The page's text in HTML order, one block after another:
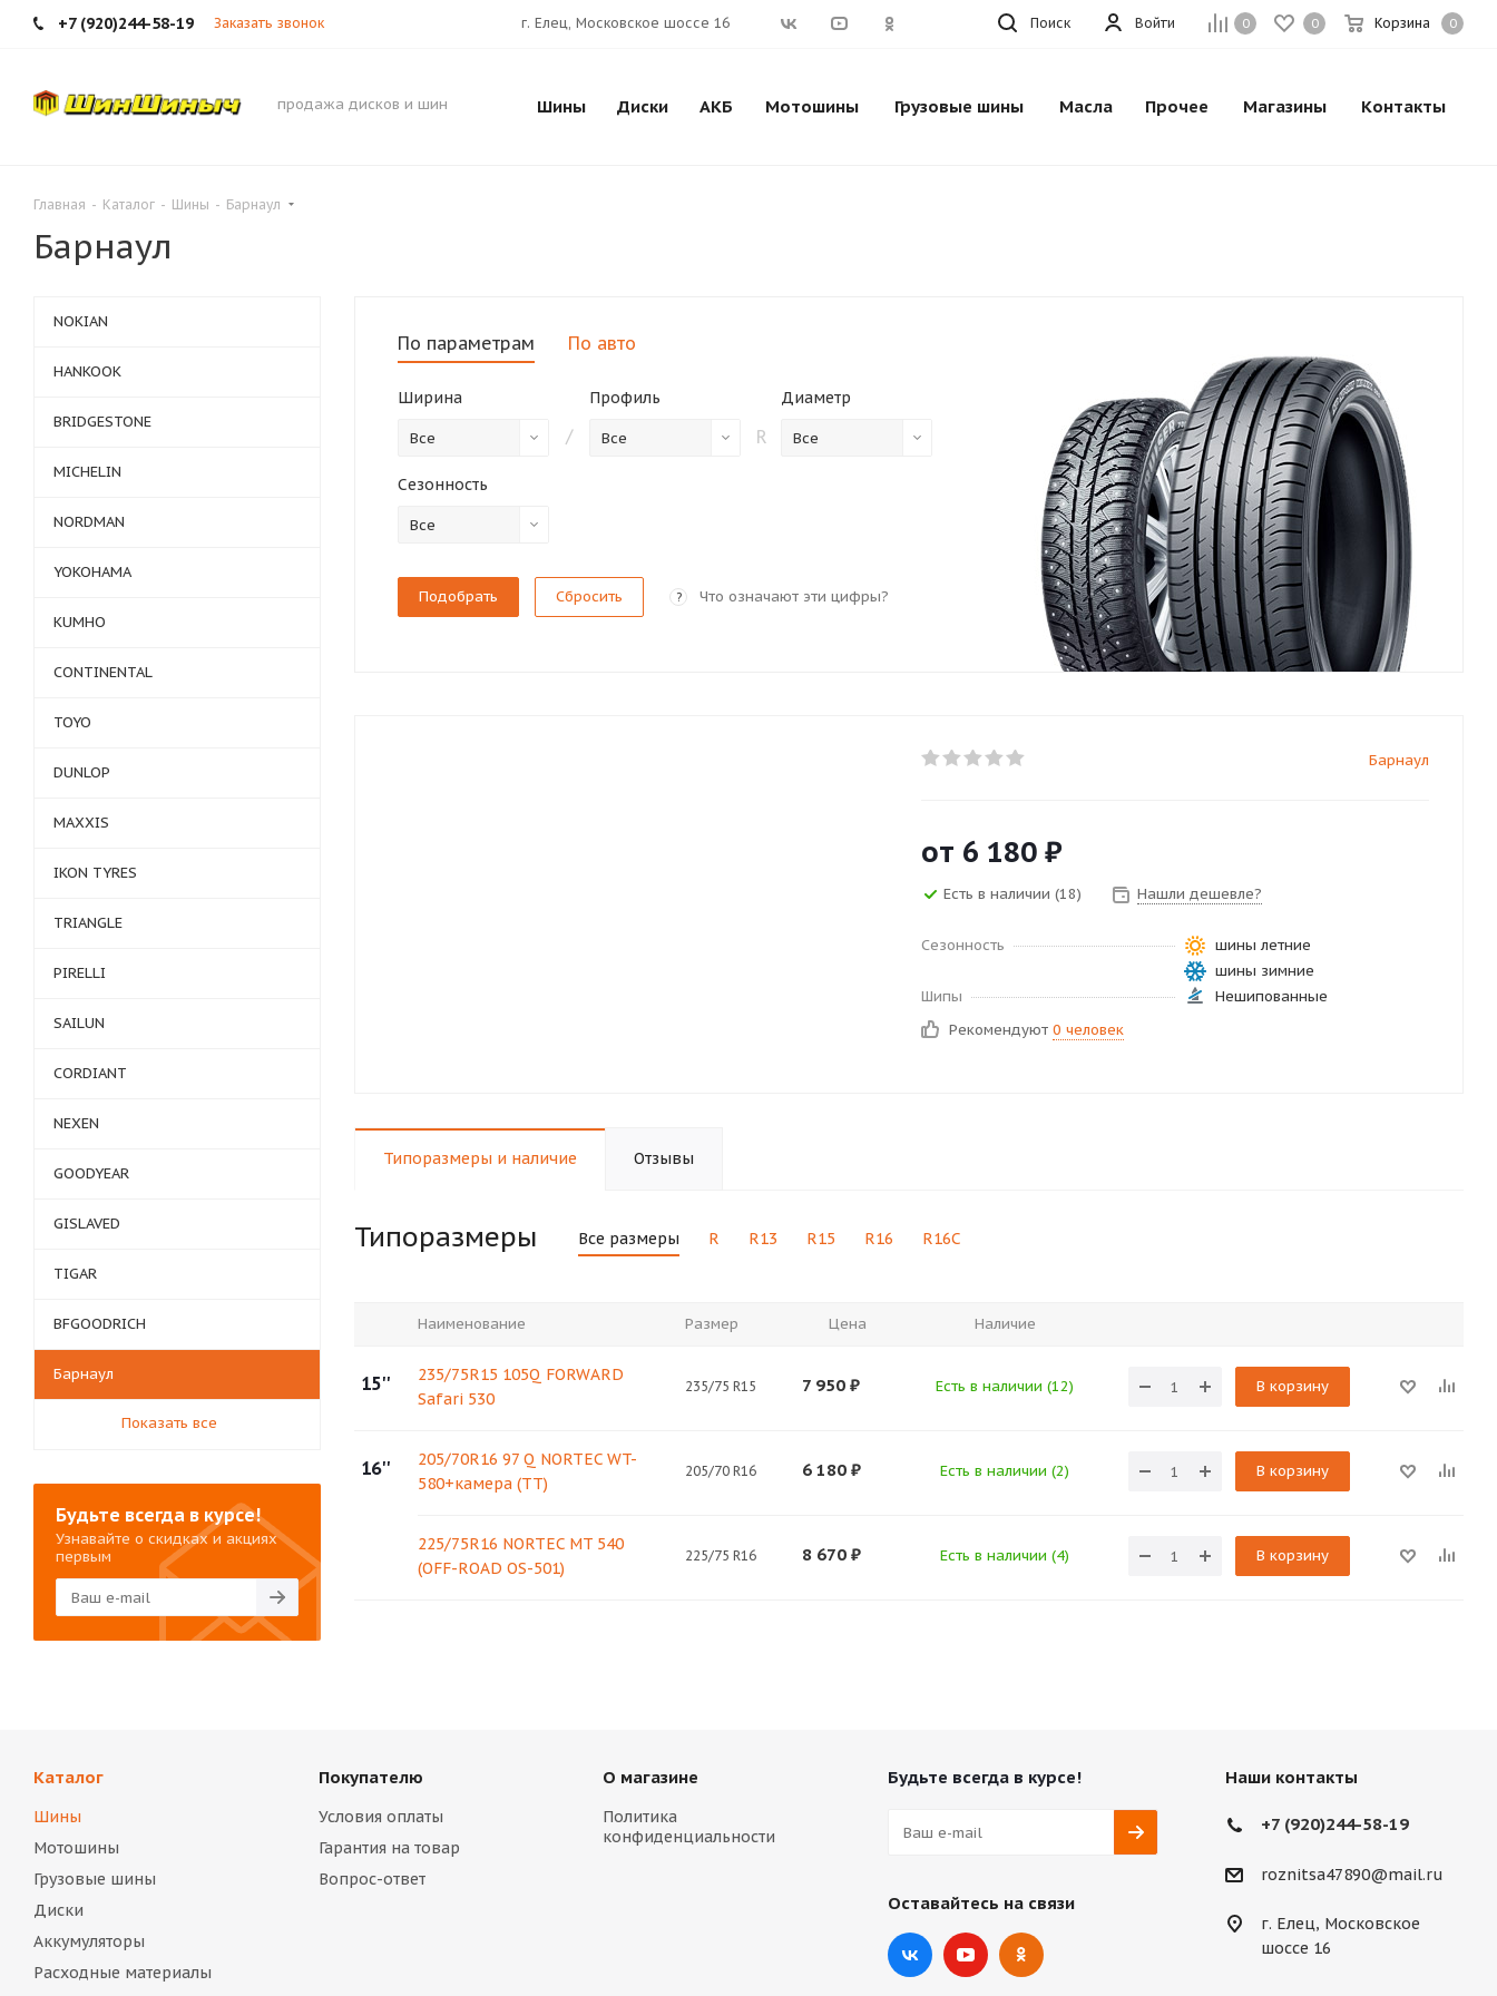
+7 (920)244-58-19 Заказать звонок 0 0 Корзина 0
Войти
г. Елец, Московское шоссе 16 Поиск
продажа дисков и шин Шины Диски АКБ Мотошины Грузовые шины Масла Прочее Магазины Контакты
Главная - Каталог - Шины - Барнаул
Барнаул
По параметрам По авто
Ширина
Все
Профиль
/ Все
Диаметр
R Все
Сезонность
Все
Сбросить ? Что означают эти цифры?
Барнаул
от 6 180 ₽
Есть в наличии (18) Нашли дешевле?
Сезонность
шины летние
шины зимние
Шипы
Нешипованные
Рекомендуют 0 человек
Типоразмеры и наличие Отзывы
Типоразмеры Все размеры R R13 R15 R16 R16C
Наименование Размер Цена Наличие
15''
235/75R15 105Q FORWARD
Safari 530
235/75 R15 7 950 ₽ Есть в наличии (12) В корзину
16''
205/70R16 97 Q NORTEC WT-
580+камера (TT)
205/70 R16 6 180 ₽ Есть в наличии (2) В корзину
225/75R16 NORTEC MT 540
(OFF-ROAD OS-501)
225/75 R16 8 670 ₽ Есть в наличии (4) В корзину
NOKIAN
HANKOOK
BRIDGESTONE
MICHELIN
NORDMAN
YOKOHAMA
KUMHO
CONTINENTAL
TOYO
DUNLOP
MAXXIS
IKON TYRES
TRIANGLE
PIRELLI
SAILUN
CORDIANT
NEXEN
GOODYEAR
GISLAVED
TIGAR
BFGOODRICH
Барнаул
Показать все
Будьте всегда в курсе!
Узнавайте о скидках и акциях
первым
Каталог
Шины
Мотошины
Грузовые шины
Диски
Аккумуляторы
Расходные материалы
Покупателю
Условия оплаты
Гарантия на товар
Вопрос-ответ
О магазине
Политика
конфиденциальности
Будьте всегда в курсе!
Оставайтесь на связи
Наши контакты
+7 (920)244-58-19
roznitsa47890@mail.ru
г. Елец, Московское
шоссе 16